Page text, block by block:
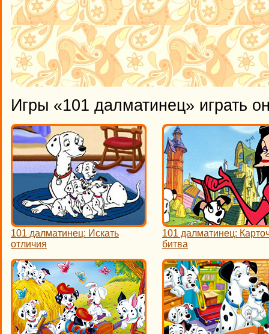
Игры «101 далматинец» играть
101 далматинец: Искать
отличия
101 далматинец:
битва